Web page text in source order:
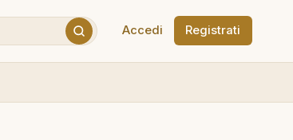
Accedi Registrati